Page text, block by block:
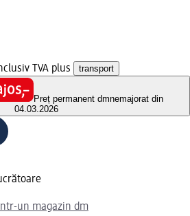
TVA plus transport
Preț permanent dmnemajorat din
04.03.2026
un magazin dm